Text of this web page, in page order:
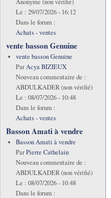
Le : 29/07/2026 - 16:12
Dans le forum :
Achats - ventes
vente basson Genuine
vente basson Genuine
ParAcya BIZIEUX
Nouveau commentaire de :
ABDULKADER (non vérifié)
Le : 08/07/2026 - 10:48
Dans le forum :
Achats - ventes
Basson Amati à vendre
Basson Amati à vendre
ParPierre Cathelain
Nouveau commentaire de :
ABDULKADER (non vérifié)
Le : 08/07/2026 - 10:48
Dans le forum :